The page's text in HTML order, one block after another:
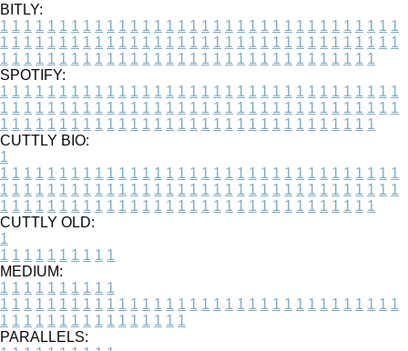
BITLY:
1 1 1 1 1 1 1 1 1 1 1 1 1 1 1 1 1 1 1 1 1 1 1 1 1 1 1 1 1 1 1 1 1 1
1 1 1 1 1 1 1 1 1 1 1 1 1 1 1 1 1 1 1 1 1 1 1 1 1 1 1 1 1 1 1 1 1 1
1 1 1 1 1 1 1 1 1 1 1 1 1 1 1 1 1 1 1 1 1 1 1 1 1 1 1 1 1 1 1 1
SPOTIFY:
1 1 1 1 1 1 1 1 1 1 1 1 1 1 1 1 1 1 1 1 1 1 1 1 1 1 1 1 1 1 1 1 1 1
1 1 1 1 1 1 1 1 1 1 1 1 1 1 1 1 1 1 1 1 1 1 1 1 1 1 1 1 1 1 1 1 1 1
1 1 1 1 1 1 1 1 1 1 1 1 1 1 1 1 1 1 1 1 1 1 1 1 1 1 1 1 1 1 1 1
CUTTLY BIO:
1
1 1 1 1 1 1 1 1 1 1 1 1 1 1 1 1 1 1 1 1 1 1 1 1 1 1 1 1 1 1 1 1 1 1
1 1 1 1 1 1 1 1 1 1 1 1 1 1 1 1 1 1 1 1 1 1 1 1 1 1 1 1 1 1 1 1 1 1
1 1 1 1 1 1 1 1 1 1 1 1 1 1 1 1 1 1 1 1 1 1 1 1 1 1 1 1 1 1 1 1
CUTTLY OLD:
1
1 1 1 1 1 1 1 1 1 1
MEDIUM:
1 1 1 1 1 1 1 1 1 1
1 1 1 1 1 1 1 1 1 1 1 1 1 1 1 1 1 1 1 1 1 1 1 1 1 1 1 1 1 1 1 1 1 1
1 1 1 1 1 1 1 1 1 1 1 1 1 1 1 1
PARALLELS: